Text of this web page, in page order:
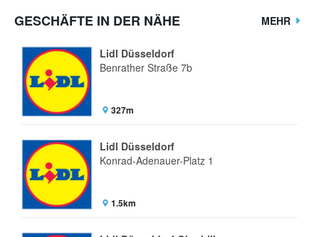
GESCHÄFTE IN DER NÄHE MEHR
Lidl Düsseldorf
Benrather Straße 7b
327m
Lidl Düsseldorf
Konrad-Adenauer-Platz 1
1.5km